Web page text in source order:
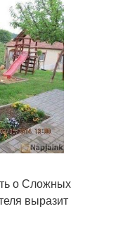
о Сложных
выразит